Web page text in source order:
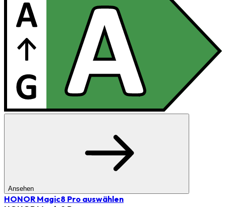
Ansehen
HONOR Magic8 Pro auswählen